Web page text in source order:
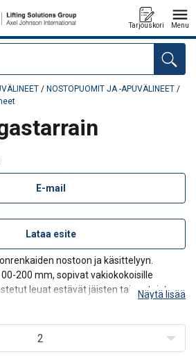
Tarjouskori Menu
/ NOSTOPUOMIT JA -APUVÄLINEET /
E-mail
Lataa esite
nostoon ja käsittelyyn.
200 mm, sopivat vakiokokoisille
leuat estävät jäisten tai mutaisten
tai 1,8 m.
Näytä lisää
2